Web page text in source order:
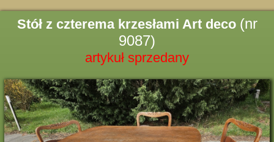
Stół z czterema krzesłami Art deco (nr
9087)
artykuł sprzedany